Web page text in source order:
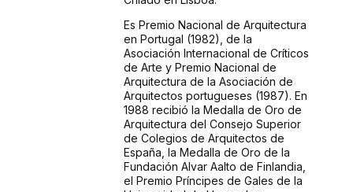
Es Premio Nacional de Arquitectura
en Portugal (1982), de la
Asociación Internacional de Críticos
de Arte y Premio Nacional de
Arquitectura de la Asociación de
Arquitectos portugueses (1987). En
1988 recibió la Medalla de Oro de
Arquitectura del Consejo Superior
de Colegios de Arquitectos de
España, la Medalla de Oro de la
Fundación Alvar Aalto de Finlandia,
el Premio Príncipes de Gales de la